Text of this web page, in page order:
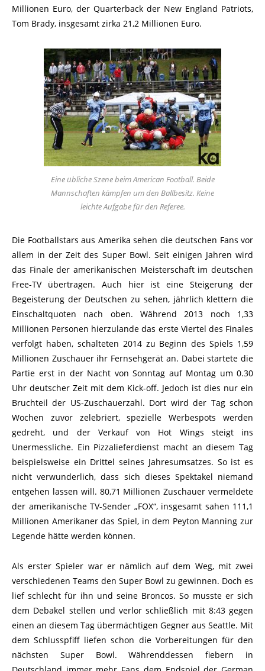
Millionen Euro, der Quarterback der New England Patriots,
Tom Brady, insgesamt zirka 21,2 Millionen Euro.
Eine übliche Szene beim American Football. Beide
Mannschaften kämpfen um den Ballbesitz. Keine
leichte Aufgabe für den Referee.
Die Footballstars aus Amerika sehen die deutschen Fans vor
allem in der Zeit des Super Bowl. Seit einigen Jahren wird
das Finale der amerikanischen Meisterschaft im deutschen
Free-TV übertragen. Auch hier ist eine Steigerung der
Begeisterung der Deutschen zu sehen, jährlich klettern die
Einschaltquoten nach oben. Während 2013 noch 1,33
Millionen Personen hierzulande das erste Viertel des Finales
verfolgt haben, schalteten 2014 zu Beginn des Spiels 1,59
Millionen Zuschauer ihr Fernsehgerät an. Dabei startete die
Partie erst in der Nacht von Sonntag auf Montag um 0.30
Uhr deutscher Zeit mit dem Kick-off. Jedoch ist dies nur ein
Bruchteil der US-Zuschauerzahl. Dort wird der Tag schon
Wochen zuvor zelebriert, spezielle Werbespots werden
gedreht, und der Verkauf von Hot Wings steigt ins
Unermessliche. Ein Pizzalieferdienst macht an diesem Tag
beispielsweise ein Drittel seines Jahresumsatzes. So ist es
nicht verwunderlich, dass sich dieses Spektakel niemand
entgehen lassen will. 80,71 Millionen Zuschauer vermeldete
der amerikanische TV-Sender „FOX“, insgesamt sahen 111,1
Millionen Amerikaner das Spiel, in dem Peyton Manning zur
Legende hätte werden können.
Als erster Spieler war er nämlich auf dem Weg, mit zwei
verschiedenen Teams den Super Bowl zu gewinnen. Doch es
lief schlecht für ihn und seine Broncos. So musste er sich
dem Debakel stellen und verlor schließlich mit 8:43 gegen
einen an diesem Tag übermächtigen Gegner aus Seattle. Mit
dem Schlusspfiff liefen schon die Vorbereitungen für den
nächsten Super Bowl. Währenddessen fiebern in